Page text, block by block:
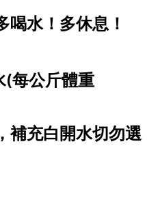
喝水！多休息！
(每公斤體重
補充白開水切勿選